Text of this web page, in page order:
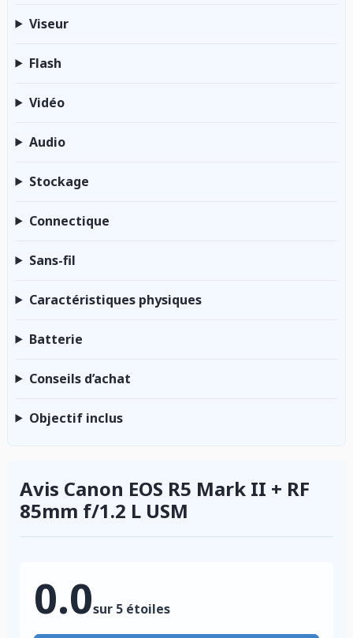
Viseur
Flash
Vidéo
Audio
Stockage
Connectique
Sans-fil
Caractéristiques physiques
Batterie
Conseils d’achat
Objectif inclus
Avis Canon EOS R5 Mark II + RF
85mm f/1.2 L USM
0.0sur 5 étoiles